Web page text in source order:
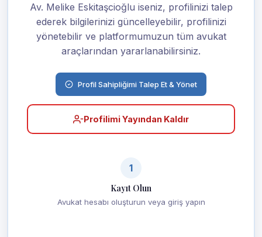
Av. Melike Eskitaşcioğlu iseniz, profilinizi talep
ederek bilgilerinizi güncelleyebilir, profilinizi
yönetebilir ve platformumuzun tüm avukat
araçlarından yararlanabilirsiniz.
Profil Sahipliğimi Talep Et & Yönet
Profilimi Yayından Kaldır
1
Kayıt Olun
Avukat hesabı oluşturun veya giriş yapın